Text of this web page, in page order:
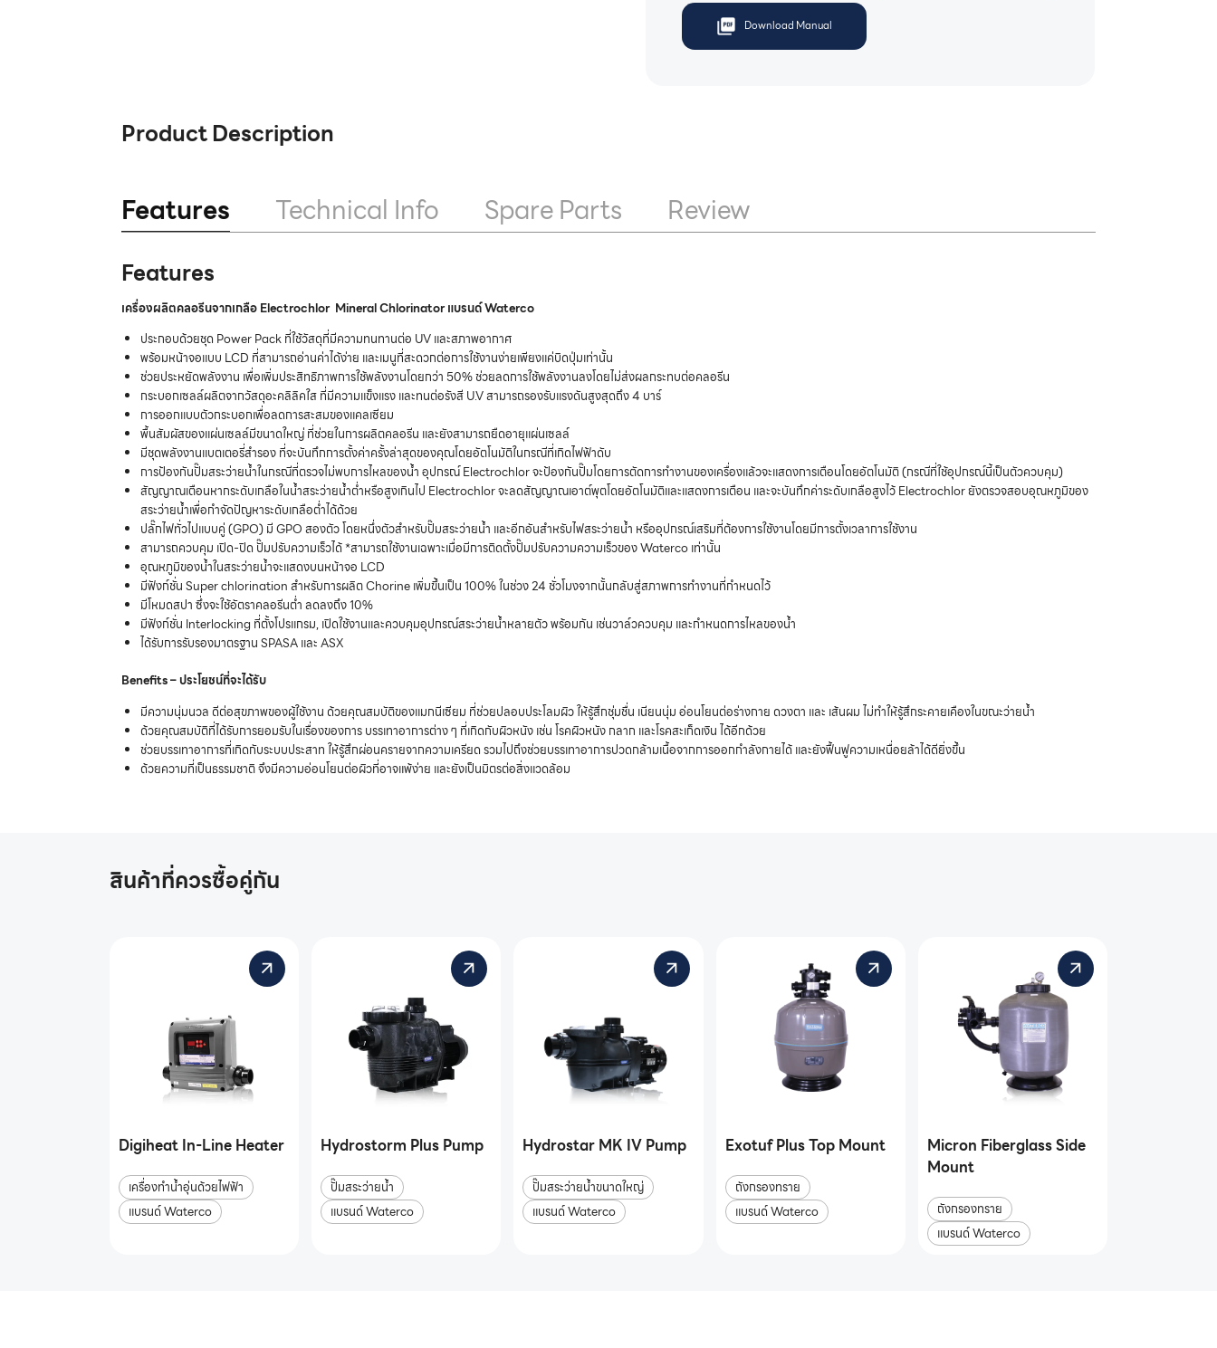
Download Manual
Product Description
Features Technical Info Spare Parts Review
Features
เครื่องผลิตคลอรีนจากเกลือ Electrochlor Mineral Chlorinator แบรนด์ Waterco
ประกอบด้วยชุด Power Pack ที่ใช้วัสดุที่มีความทนทานต่อ UV และสภาพอากาศ
พร้อมหน้าจอแบบ LCD ที่สามารถอ่านค่าได้ง่าย และเมนูที่สะดวกต่อการใช้งานง่ายเพียงแค่บิดปุ่มเท่านั้น
ช่วยประหยัดพลังงาน เพื่อเพิ่มประสิทธิภาพการใช้พลังงานโดยกว่า 50% ช่วยลดการใช้พลังงานลงโดยไม่ส่งผลกระทบต่อคลอรีน
กระบอกเซลล์ผลิตจากวัสดุอะคลิลิคใส ที่มีความแข็งแรง และทนต่อรังสี U.V สามารถรองรับแรงดันสูงสุดถึง 4 บาร์
การออกแบบตัวกระบอกเพื่อลดการสะสมของแคลเซียม
พื้นสัมผัสของแผ่นเซลล์มีขนาดใหญ่ ที่ช่วยในการผลิตคลอรีน และยังสามารถยืดอายุแผ่นเซลล์
มีชุดพลังงานแบตเตอรี่สำรอง ที่จะบันทึกการตั้งค่าครั้งล่าสุดของคุณโดยอัตโนมัติในกรณีที่เกิดไฟฟ้าดับ
การป้องกันปั๊มสระว่ายน้ำในกรณีที่ตรวจไม่พบการไหลของน้ำ อุปกรณ์ Electrochlor จะป้องกันปั๊มโดยการตัดการทำงานของเครื่องแล้วจะแสดงการเตือนโดยอัตโนมัติ (กรณีที่ใช้อุปกรณ์นี้เป็นตัวควบคุม)
สัญญาณเตือนหากระดับเกลือในน้ำสระว่ายน้ำต่ำหรือสูงเกินไป Electrochlor จะลดสัญญาณเอาต์พุตโดยอัตโนมัติและแสดงการเตือน และจะบันทึกค่าระดับเกลือสูงไว้ Electrochlor ยังตรวจสอบอุณหภูมิของ
สระว่ายน้ำเพื่อกำจัดปัญหาระดับเกลือต่ำได้ด้วย
ปลั๊กไฟทั่วไปแบบคู่ (GPO) มี GPO สองตัว โดยหนึ่งตัวสำหรับปั๊มสระว่ายน้ำ และอีกอันสำหรับไฟสระว่ายน้ำ หรืออุปกรณ์เสริมที่ต้องการใช้งานโดยมีการตั้งเวลาการใช้งาน
สามารถควบคุม เปิด-ปิด ปั๊มปรับความเร็วได้ *สามารถใช้งานเฉพาะเมื่อมีการติดตั้งปั๊มปรับความความเร็วของ Waterco เท่านั้น
อุณหภูมิของน้ำในสระว่ายน้ำจะแสดงบนหน้าจอ LCD
มีฟังก์ชั่น Super chlorination สำหรับการผลิต Chorine เพิ่มขึ้นเป็น 100% ในช่วง 24 ชั่วโมงจากนั้นกลับสู่สภาพการทำงานที่กำหนดไว้
มีโหมดสปา ซึ่งจะใช้อัตราคลอรีนต่ำ ลดลงถึง 10%
มีฟังก์ชั่น Interlocking ที่ตั้งโปรแกรม, เปิดใช้งานและควบคุมอุปกรณ์สระว่ายน้ำหลายตัว พร้อมกัน เช่นวาล์วควบคุม และกำหนดการไหลของน้ำ
ได้รับการรับรองมาตรฐาน SPASA และ ASX
Benefits – ประโยชน์ที่จะได้รับ
มีความนุ่มนวล ดีต่อสุขภาพของผู้ใช้งาน ด้วยคุณสมบัติของแมกนีเซียม ที่ช่วยปลอบประโลมผิว ให้รู้สึกชุ่มชื่น เนียนนุ่ม อ่อนโยนต่อร่างกาย ดวงตา และ เส้นผม ไม่ทำให้รู้สึกระคายเคืองในขณะว่ายน้ำ
ด้วยคุณสมบัติที่ได้รับการยอมรับในเรื่องของการ บรรเทาอาการต่าง ๆ ที่เกิดกับผิวหนัง เช่น โรคผิวหนัง กลาก และโรคสะเก็ดเงิน ได้อีกด้วย
ช่วยบรรเทาอาการที่เกิดกับระบบประสาท ให้รู้สึกผ่อนครายจากความเครียด รวมไปถึงช่วยบรรเทาอาการปวดกล้ามเนื้อจากการออกกำลังกายได้ และยังฟื้นฟูความเหนื่อยล้าได้ดียิ่งขึ้น
ด้วยความที่เป็นธรรมชาติ จึงมีความอ่อนโยนต่อผิวที่อาจแพ้ง่าย และยังเป็นมิตรต่อสิ่งแวดล้อม
สินค้าที่ควรซื้อคู่กัน
Digiheat In-Line Heater
เครื่องทำน้ำอุ่นด้วยไฟฟ้า
แบรนด์ Waterco
Hydrostorm Plus Pump
ปั๊มสระว่ายน้ำ
แบรนด์ Waterco
Hydrostar MK IV Pump
ปั๊มสระว่ายน้ำขนาดใหญ่
แบรนด์ Waterco
Exotuf Plus Top Mount
ถังกรองทราย
แบรนด์ Waterco
Micron Fiberglass Side
Mount
ถังกรองทราย
แบรนด์ Waterco